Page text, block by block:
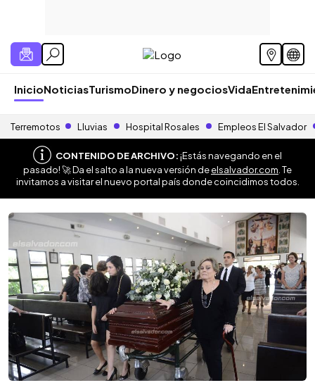
InicioNoticiasTurismoDinero y negociosVida
Terremotos Lluvias Hospital Rosales Empleos El Salvador
CONTENIDO DE ARCHIVO:¡Estás navegando en el
pasado! 🚀 Da el salto a la nueva versión deelsalvador.com . Te
invitamos a visitar el nuevo portal país donde coincidimos todos.